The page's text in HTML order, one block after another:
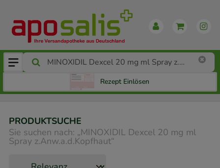
Rezept Einlösen
PRODUKTSUCHE
Sie suchen nach: „MINOXIDIL Dexcel 20 mg ml
Spray z.Anw.a.d.Kopfhaut“